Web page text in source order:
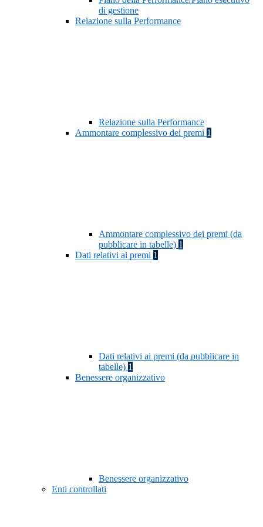
di gestione
Relazione sulla Performance
Relazione sulla Performance
Ammontare complessivo dei premi 1
Ammontare complessivo dei premi (da
pubblicare in tabelle) 1
Dati relativi ai premi 1
Dati relativi ai premi (da pubblicare in
tabelle) 1
Benessere organizzativo
Benessere organizzativo
Enti controllati